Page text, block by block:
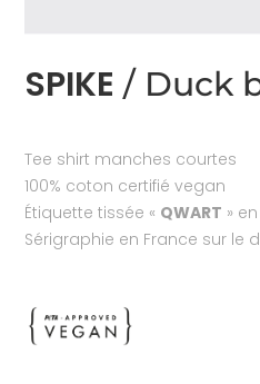
SPIKE / Duck
Tee shirt manches courtes
100% coton certifié vegan
Étiquette tissée « QWART »
Sérigraphie en France sur le